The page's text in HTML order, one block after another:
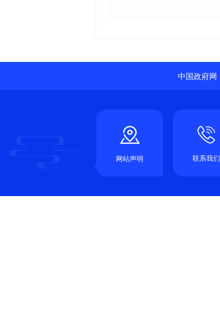
中国政府网
网站声明 联系我们